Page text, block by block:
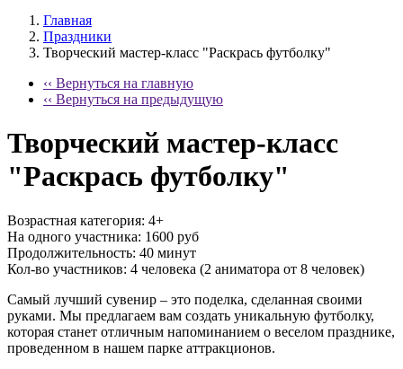
Главная
Праздники
Творческий мастер-класс "Раскрась футболку"
‹‹ Вернуться на главную
‹‹ Вернуться на предыдущую
Творческий мастер-класс
"Раскрась футболку"
Возрастная категория: 4+
На одного участника: 1600 руб
Продолжительность: 40 минут
Кол-во участников: 4 человека (2 аниматора от 8 человек)
Самый лучший сувенир – это поделка, сделанная своими
руками. Мы предлагаем вам создать уникальную футболку,
которая станет отличным напоминанием о веселом празднике,
проведенном в нашем парке аттракционов.